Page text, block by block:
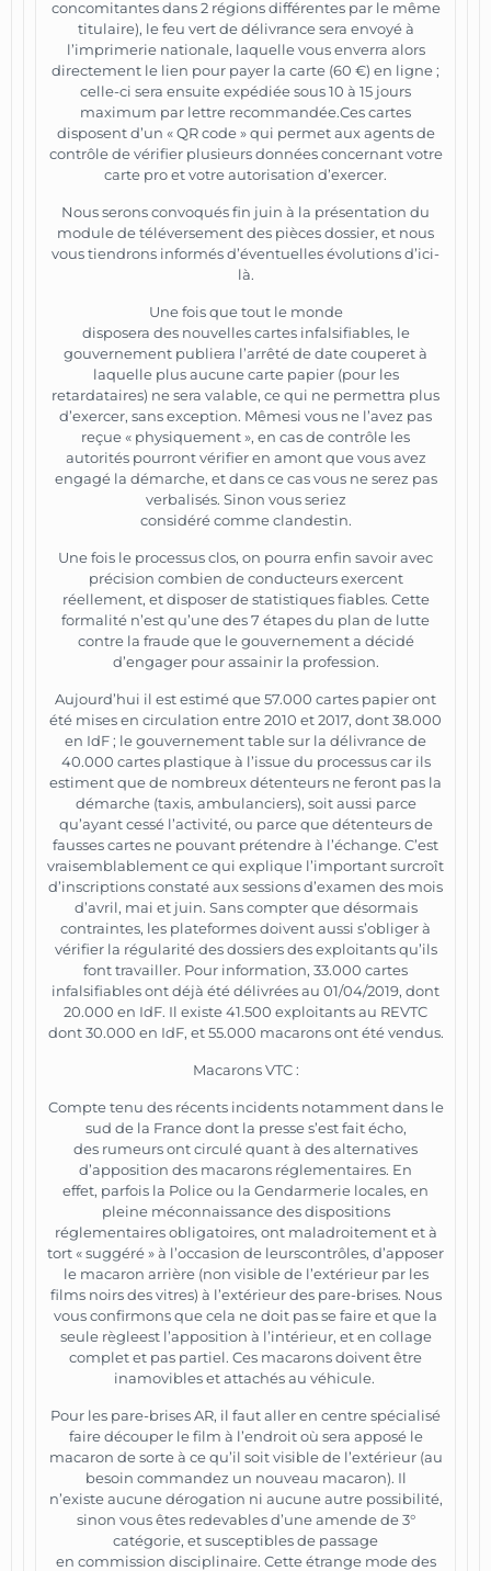
concomitantes dans 2 régions différentes par le même
titulaire), le feu vert de délivrance sera envoyé à
l’imprimerie nationale, laquelle vous enverra alors
directement le lien pour payer la carte (60 €) en ligne ;
celle-ci sera ensuite expédiée sous 10 à 15 jours
maximum par lettre recommandée.Ces cartes
disposent d’un « QR code » qui permet aux agents de
contrôle de vérifier plusieurs données concernant votre
carte pro et votre autorisation d’exercer.
Nous serons convoqués fin juin à la présentation du
module de téléversement des pièces dossier, et nous
vous tiendrons informés d’éventuelles évolutions d’ici-
là.
Une fois que tout le monde
disposera des nouvelles cartes infalsifiables, le
gouvernement publiera l’arrêté de date couperet à
laquelle plus aucune carte papier (pour les
retardataires) ne sera valable, ce qui ne permettra plus
d’exercer, sans exception. Mêmesi vous ne l’avez pas
reçue « physiquement », en cas de contrôle les
autorités pourront vérifier en amont que vous avez
engagé la démarche, et dans ce cas vous ne serez pas
verbalisés. Sinon vous seriez
considéré comme clandestin.
Une fois le processus clos, on pourra enfin savoir avec
précision combien de conducteurs exercent
réellement, et disposer de statistiques fiables. Cette
formalité n’est qu’une des 7 étapes du plan de lutte
contre la fraude que le gouvernement a décidé
d’engager pour assainir la profession.
Aujourd’hui il est estimé que 57.000 cartes papier ont
été mises en circulation entre 2010 et 2017, dont 38.000
en IdF ; le gouvernement table sur la délivrance de
40.000 cartes plastique à l’issue du processus car ils
estiment que de nombreux détenteurs ne feront pas la
démarche (taxis, ambulanciers), soit aussi parce
qu’ayant cessé l’activité, ou parce que détenteurs de
fausses cartes ne pouvant prétendre à l’échange. C’est
vraisemblablement ce qui explique l’important surcroît
d’inscriptions constaté aux sessions d’examen des mois
d’avril, mai et juin. Sans compter que désormais
contraintes, les plateformes doivent aussi s’obliger à
vérifier la régularité des dossiers des exploitants qu’ils
font travailler. Pour information, 33.000 cartes
infalsifiables ont déjà été délivrées au 01/04/2019, dont
20.000 en IdF. Il existe 41.500 exploitants au REVTC
dont 30.000 en IdF, et 55.000 macarons ont été vendus.
Macarons VTC :
Compte tenu des récents incidents notamment dans le
sud de la France dont la presse s’est fait écho,
des rumeurs ont circulé quant à des alternatives
d’apposition des macarons réglementaires. En
effet, parfois la Police ou la Gendarmerie locales, en
pleine méconnaissance des dispositions
réglementaires obligatoires, ont maladroitement et à
tort « suggéré » à l’occasion de leurscontrôles, d’apposer
le macaron arrière (non visible de l’extérieur par les
films noirs des vitres) à l’extérieur des pare-brises. Nous
vous confirmons que cela ne doit pas se faire et que la
seule règleest l’apposition à l’intérieur, et en collage
complet et pas partiel. Ces macarons doivent être
inamovibles et attachés au véhicule.
Pour les pare-brises AR, il faut aller en centre spécialisé
faire découper le film à l’endroit où sera apposé le
macaron de sorte à ce qu’il soit visible de l’extérieur (au
besoin commandez un nouveau macaron). Il
n’existe aucune dérogation ni aucune autre possibilité,
sinon vous êtes redevables d’une amende de 3°
catégorie, et susceptibles de passage
en commission disciplinaire. Cette étrange mode des